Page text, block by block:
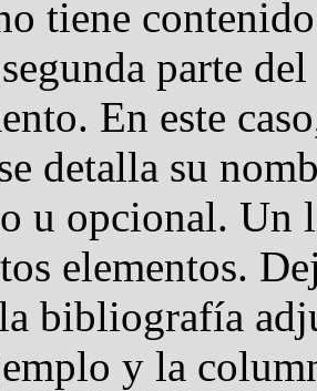
tiene
parte
En este
detalla su
u opcional. Un
elementos.
bibliografía
y la